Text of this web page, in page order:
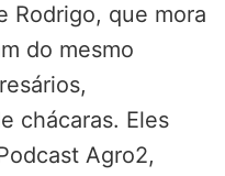
Rodrigo, que mora
do mesmo
chácaras. Eles
Agro2,